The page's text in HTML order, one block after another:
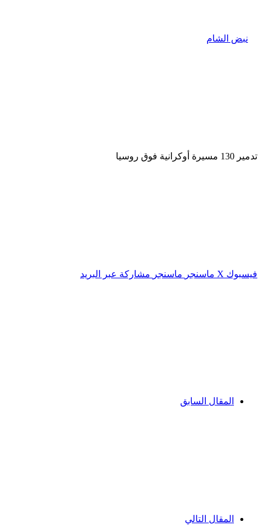
تدمير 130 مسيرة أوكرانية فوق روسيا
فيسبوك ‫X ماسنجر ماسنجر مشاركة عبر البريد
المقال السابق
المقال التالي